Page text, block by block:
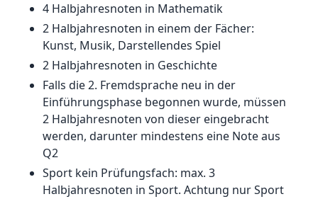
4 Halbjahresnoten in Mathematik
2 Halbjahresnoten in einem der Fächer:
Kunst, Musik, Darstellendes Spiel
2 Halbjahresnoten in Geschichte
Falls die 2. Fremdsprache neu in der
Einführungsphase begonnen wurde, müssen
2 Halbjahresnoten von dieser eingebracht
werden, darunter mindestens eine Note aus
Q2
Sport kein Prüfungsfach: max. 3
Halbjahresnoten in Sport. Achtung nur Sport